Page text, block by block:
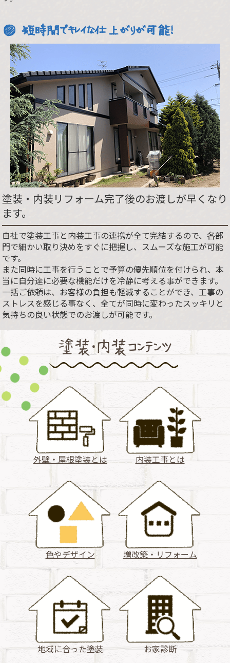
短時間でキレイな仕上がりが可能！
塗装・内装リフォーム完了後のお渡しが早くなり
ます。
自社で塗装工事と内装工事の連携が全て完結するので、各部
門で細かい取り決めをすぐに把握し、スムーズな施工が可能
です。
また同時に工事を行うことで予算の優先順位を付けられ、本
当に自分達に必要な機能だけを冷静に考える事ができます。
一括ご依頼は、お客様の負担も軽減することができ、工事の
ストレスを感じる事なく、全てが同時に変わったスッキリと
気持ちの良い状態でのお渡しが可能です。
塗装・内装コンテンツ
外壁・屋根塗装とは
色やデザイン
地域に合った塗装
内装工事とは
増改築・リフォーム
お家診断